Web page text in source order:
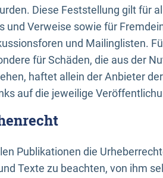
Diese Feststellung gilt für
und Verweise sowie für
und Mailinglisten.
für Schäden, die aus der
haftet allein der Anbieter
auf die jeweilige
Publikationen die
Texte zu beachten, von ihm